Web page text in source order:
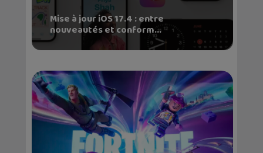
Mise à jour iOS 17.4 : entre
nouveautés et conform...